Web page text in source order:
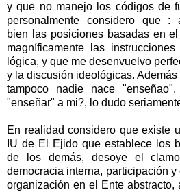
y que no manejo los códigos de
personalmente considero que :
bien las posiciones basadas en
magníficamente las
lógica, y que me desenvuelvo
y la discusión ideológicas.
tampoco nadie nace
"enseñar" a mi?, lo dudo
En realidad considero que existe
IU de El Ejido que establece los
de los demás, desoye el
democracia interna, participación
organización en el Ente